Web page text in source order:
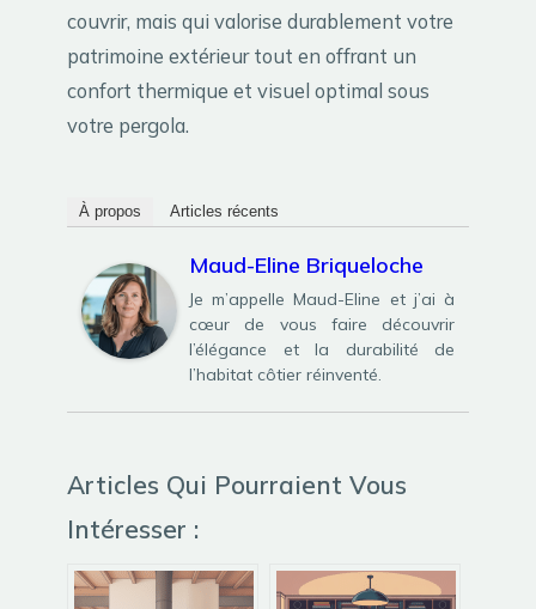
couvrir, mais qui valorise durablement votre
patrimoine extérieur tout en offrant un
confort thermique et visuel optimal sous
votre pergola.
À propos Articles récents
Maud-Eline Briqueloche
Je m’appelle Maud-Eline et j’ai à
cœur de vous faire découvrir
l’élégance et la durabilité de
l’habitat côtier réinventé.
Articles Qui Pourraient Vous
Intéresser :